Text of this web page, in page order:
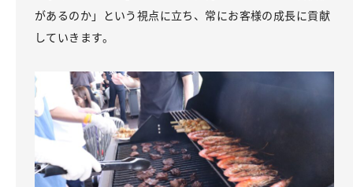
があるのか」という視点に立ち、常にお客様の成長に貢献
していきます。